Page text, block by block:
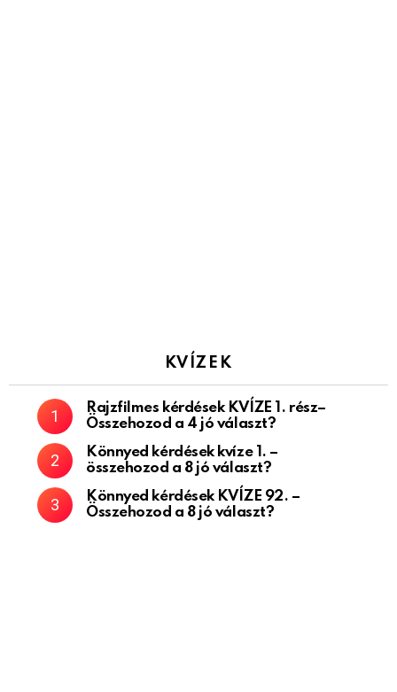
KVÍZEK
Rajzfilmes kérdések KVÍZE 1. rész–
Összehozod a 4 jó választ?
Könnyed kérdések kvíze 1. –
összehozod a 8 jó választ?
Könnyed kérdések KVÍZE 92. –
Összehozod a 8 jó választ?